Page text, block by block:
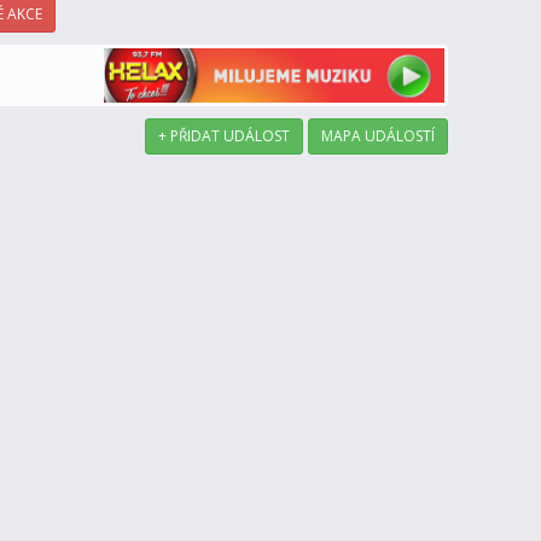
AKCE
+ PŘIDAT UDÁLOST MAPA UDÁLOSTÍ